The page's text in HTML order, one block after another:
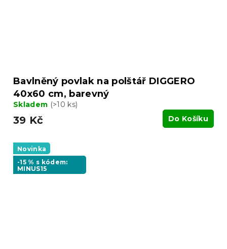
Bavlněný povlak na polštář DIGGERO
40x60 cm, barevný
Skladem (>10 ks)
39 Kč Do Košíku
Novinka
-15 % s kódem:
MINUS15